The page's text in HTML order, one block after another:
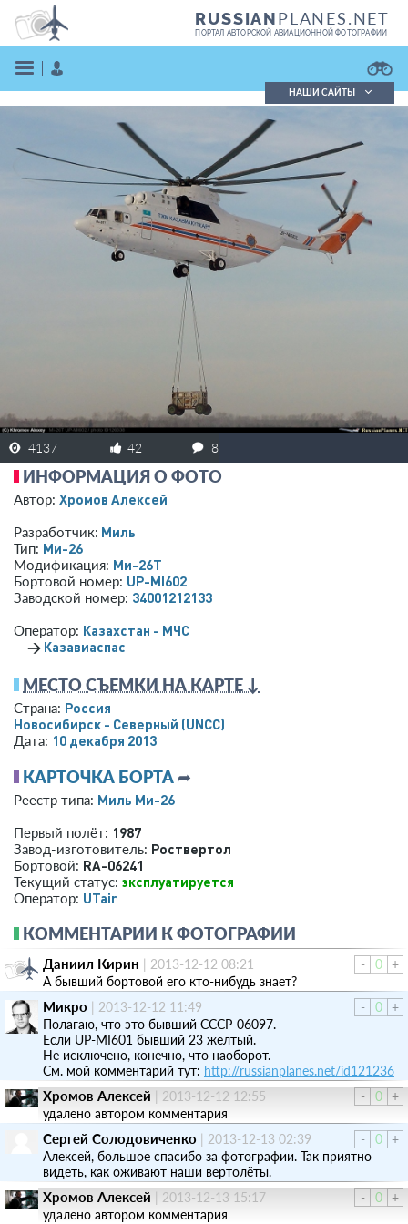
RUSSIANPLANES.NET
ПОРТАЛ АВТОРСКОЙ АВИАЦИОННОЙ ФОТОГРАФИИ
ВОЙТИ
ЗАРЕГИСТРИРОВАТЬСЯ
Поиск в реестре
Кратко
Подробно
НАШИ САЙТЫ
4137 42 8
ИНФОРМАЦИЯ О ФОТО
Автор: Хромов Алексей
Разработчик: Миль
Тип: Ми-26
Модификация: Ми-26Т
Бортовой номер: UP-MI602
Заводской номер: 34001212133
Оператор: Казахстан - МЧС
→ Казавиаспас
МЕСТО СЪЕМКИ НА КАРТЕ ↓
Страна: Россия
Новосибирск - Северный (UNCC)
Дата: 10 декабря 2013
КАРТОЧКА БОРТА ➦
Реестр типа: Миль Ми-26
Первый полёт: 1987
Завод-изготовитель: Роствертол
Бортовой: RA-06241
Текущий статус: эксплуатируется
Оператор: UTair
КОММЕНТАРИИ К ФОТОГРАФИИ
- 0 +
Даниил Кирин | 2013-12-12 08:21
А бывший бортовой его кто-нибудь знает?
-
0 +
Микро | 2013-12-12 11:49
Полагаю, что это бывший CCCP-06097.
Если UP-MI601 бывший 23 желтый.
Не исключено, конечно, что наоборот.
См. мой комментарий тут: http://russianplanes.net/id121236
-
0 +
Хромов Алексей
2013-12-12 12:55
удалено автором комментария
-
0 +
Сергей Солодовиченко | 2013-12-13 02:39
Алексей, большое спасибо за фотографии. Так приятно
видеть, как оживают наши вертолёты.
-
0 +
Хромов Алексей
2013-12-13 15:17
удалено автором комментария